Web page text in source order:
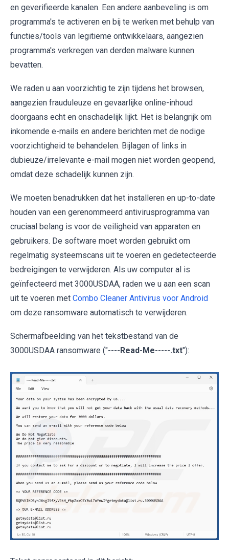
en geverifieerde kanalen. Een andere aanbeveling is om
programma's te activeren en bij te werken met behulp van
functies/tools van legitieme ontwikkelaars, aangezien
programma's verkregen van derden malware kunnen
bevatten.
We raden u aan voorzichtig te zijn tijdens het browsen,
aangezien frauduleuze en gevaarlijke online-inhoud
doorgaans echt en onschadelijk lijkt. Het is belangrijk om
inkomende e-mails en andere berichten met de nodige
voorzichtigheid te behandelen. Bijlagen of links in
dubieuze/irrelevante e-mail mogen niet worden geopend,
omdat deze schadelijk kunnen zijn.
We moeten benadrukken dat het installeren en up-to-date
houden van een gerenommeerd antivirusprogramma van
cruciaal belang is voor de veiligheid van apparaten en
gebruikers. De software moet worden gebruikt om
regelmatig systeemscans uit te voeren en gedetecteerde
bedreigingen te verwijderen. Als uw computer al is
geïnfecteerd met 3000USDAA, raden we u aan een scan
uit te voeren met Combo Cleaner Antivirus voor Android
om deze ransomware automatisch te verwijderen.
Schermafbeelding van het tekstbestand van de
3000USDAA ransomware ("----Read-Me-----.txt"):